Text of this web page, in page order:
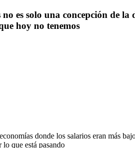
es solo una concepción de
hoy no tenemos